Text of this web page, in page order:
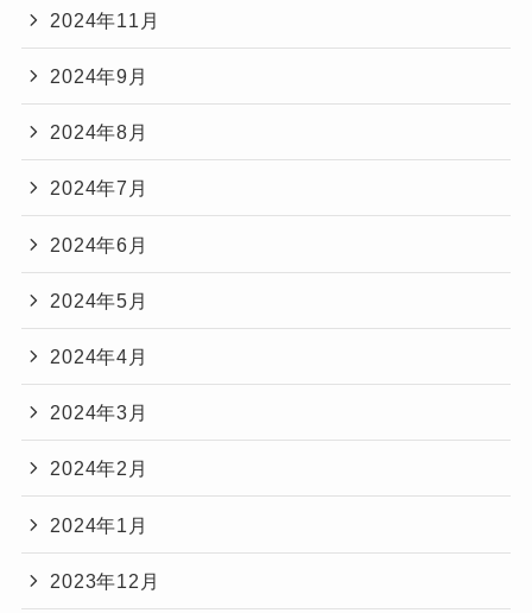
2024年11月
2024年9月
2024年8月
2024年7月
2024年6月
2024年5月
2024年4月
2024年3月
2024年2月
2024年1月
2023年12月